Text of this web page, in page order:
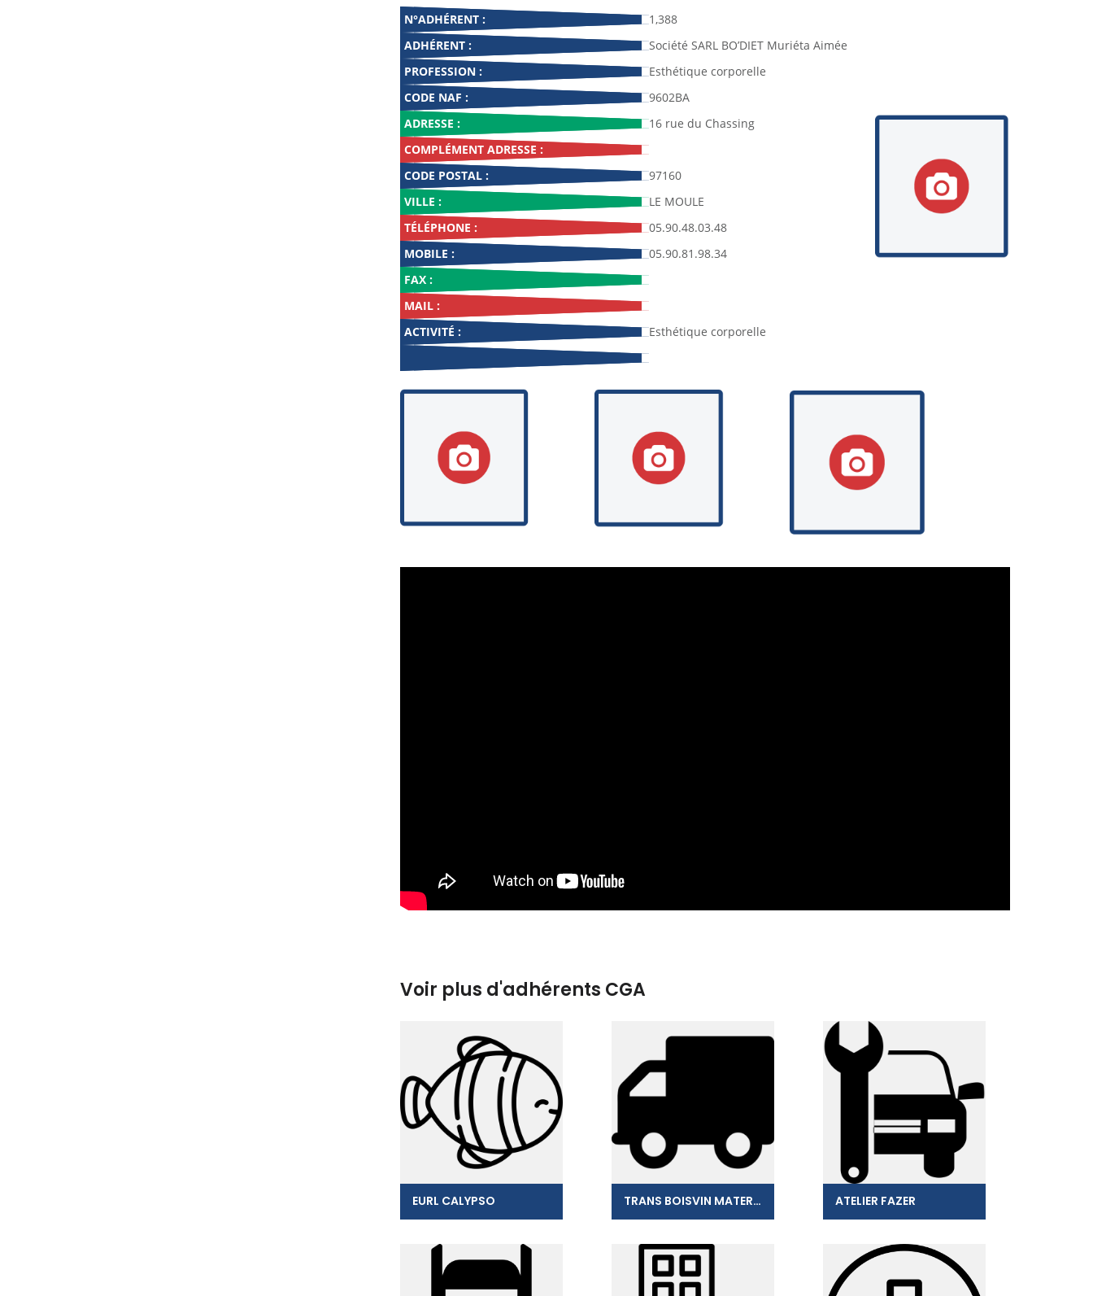
N°ADHÉRENT :
1,388
ADHÉRENT :
Société SARL BO’DIET Muriéta Aimée
PROFESSION :
Esthétique corporelle
CODE NAF :
9602BA
ADRESSE :
16 rue du Chassing
COMPLÉMENT ADRESSE :
CODE POSTAL :
97160
VILLE :
LE MOULE
TÉLÉPHONE :
05.90.48.03.48
MOBILE :
05.90.81.98.34
FAX :
MAIL :
ACTIVITÉ :
Esthétique corporelle
Voir plus d'adhérents CGA
EURL CALYPSO TRANS BOISVIN MATERIAUX ATELIER FAZER